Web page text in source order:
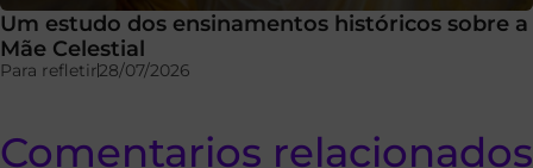
Um estudo dos ensinamentos históricos sobre a
Mãe Celestial
Para refletir28/07/2026
Comentarios relacionados